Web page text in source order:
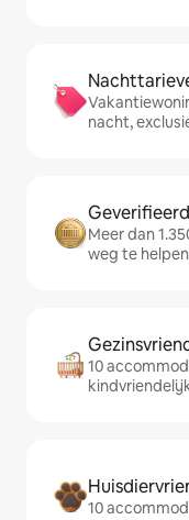
nacht,
Meer dan
weg te helpen
10
10